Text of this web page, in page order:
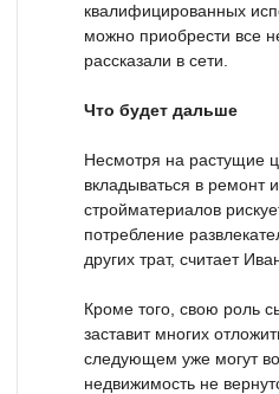
квалифицированных
можно приобрести все
рассказали в сети.
Что будет дальше
Несмотря на растущие
вкладываться в ремонт
стройматериалов
потребление
других трат, считает
Кроме того, свою роль
заставит многих
следующем уже могут
недвижимость не